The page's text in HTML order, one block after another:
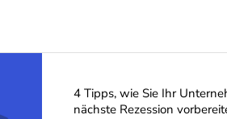
4 Tipps, wie Sie Ihr
nächste Rezession